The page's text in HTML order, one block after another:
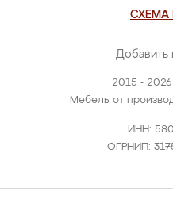
2015 -
Мебель от
ИНН:
ОГРНИП:
СХЕМА
Добавить